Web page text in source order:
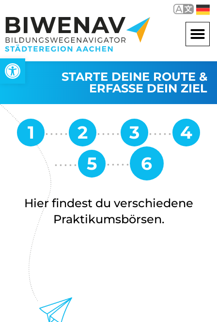
Werkzeugleiste öffnen
STARTE DEINE ROUTE &
ERFASSE DEIN ZIEL
Hier findest du verschiedene
Praktikumsbörsen.